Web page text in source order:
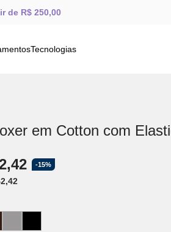
de R$ 250,00
Tecnologias
em Cotton com
,42 -15%
,42